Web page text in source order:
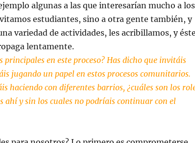
algunas a las que interesarían mucho a los
estudiantes, sino a otra gente también, y
variedad de actividades, les acribillamos, y éste
lentamente.
principales en este proceso? Has dicho que invitáis
jugando un papel en estos procesos comunitarios.
haciendo con diferentes barrios, ¿cuáles son los
ahí y sin los cuales no podríais continuar con el